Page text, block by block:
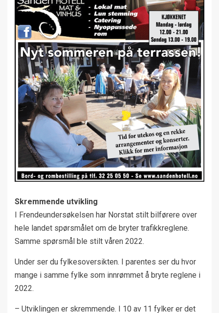
Skremmende utvikling
I Frendeundersøkelsen har Norstat stilt bilførere over
hele landet spørsmålet om de bryter trafikkreglene.
Samme spørsmål ble stilt våren 2022.
Under ser du fylkesoversikten. I parentes ser du hvor
mange i samme fylke som innrømmet å bryte reglene i
2022.
– Utviklingen er skremmende. I 10 av 11 fylker er det